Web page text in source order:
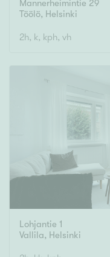
Mannerheimintie 29
Töölö, Helsinki
2h, k, kph, vh
Lohjantie 1
Vallila, Helsinki